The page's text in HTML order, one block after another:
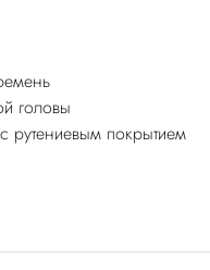
головы
рутениевым покрытием